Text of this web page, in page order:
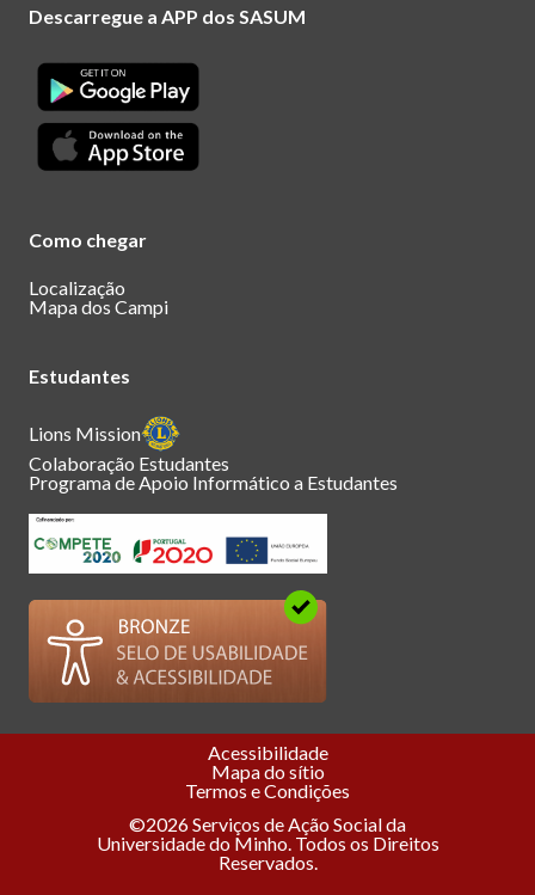
Descarregue a APP dos SASUM
Como chegar
Localização
Mapa dos Campi
Estudantes
Lions Mission
Colaboração Estudantes
Programa de Apoio Informático a Estudantes
Acessibilidade
Mapa do sítio
Termos e Condições
©2026 Serviços de Ação Social da
Universidade do Minho. Todos os Direitos
Reservados.